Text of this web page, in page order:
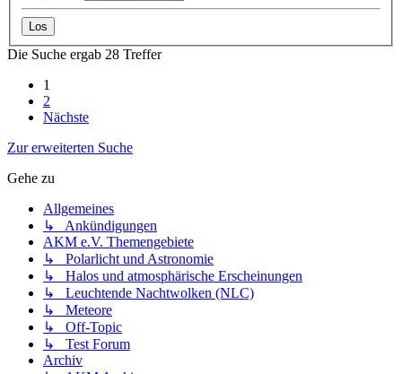
Die Suche ergab 28 Treffer
1
2
Nächste
Zur erweiterten Suche
Gehe zu
Allgemeines
↳ Ankündigungen
AKM e.V. Themengebiete
↳ Polarlicht und Astronomie
↳ Halos und atmosphärische Erscheinungen
↳ Leuchtende Nachtwolken (NLC)
↳ Meteore
↳ Off-Topic
↳ Test Forum
Archiv